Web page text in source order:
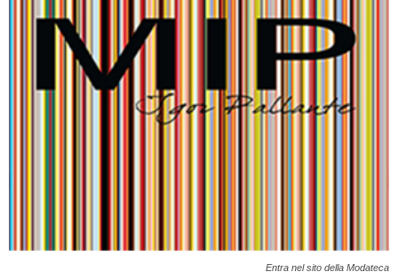
Entra nel sito della Modateca